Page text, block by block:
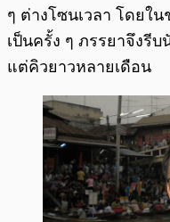
ๆ ต่างโซนเวลา โดยใ
เป็นครั้ง ๆ ภรรยาจึงรี
แต่คิวยาวหลายเดือน